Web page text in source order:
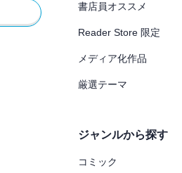
書店員オススメ
Reader Store 限定
メディア化作品
厳選テーマ
ジャンルから探す
コミック